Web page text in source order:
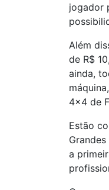
jogador
Além
de R$
ainda,
4×4 de
Estão
a